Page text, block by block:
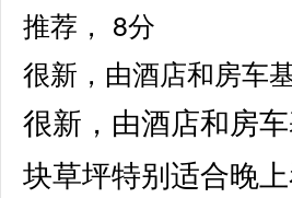
推荐， 8分
很新，由酒店和房车
很新，由酒店和房
块草坪特别适合晚